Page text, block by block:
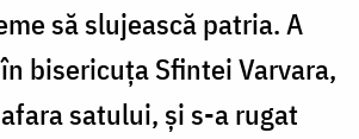
să slujească patria. A
bisericuța Sfintei Varvara,
satului, și s-a rugat